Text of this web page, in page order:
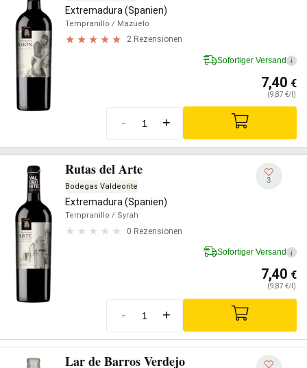
Extremadura (Spanien)
Tempranillo / Mazuelo
2 Rezensionen
Sofortiger Versand i
7,40 €
(9,87 €/l)
- +
Rutas del Arte
Bodegas Valdeorite
Extremadura (Spanien)
Tempranillo / Syrah
0 Rezensionen
3
Sofortiger Versand i
7,40 €
(9,87 €/l)
- +
Lar de Barros Verdejo